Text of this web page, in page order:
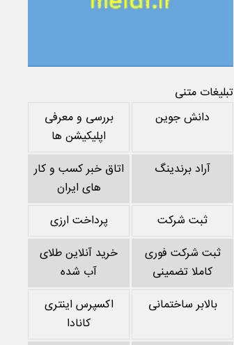
تبلیغات متنی
دانش جوین
بررسی و معرفی
اپلیکیشن ها
آراد برندینگ
اتاق خبر کسب و کار
های ایران
ثبت شرکت
پرداخت ارزی
ثبت شرکت فوری
کاملا تضمینی
خرید آنلاین طلای
آب شده
بالابر ساختمانی
اکسپرس اینتری
کانادا